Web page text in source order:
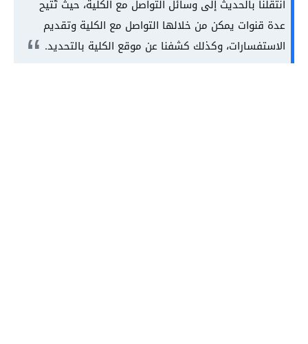
انتقلنا بالحديث إلى وسائل التواصل مع الكلية، حيث تُتيح
عدة قنوات يمكن من خلالها التواصل مع الكلية وتقديم
الاستفسارات، وكذلك كشفنا عن موقع الكلية بالتحديد.